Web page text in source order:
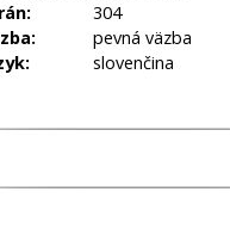
304
pevná väzba
slovenčina